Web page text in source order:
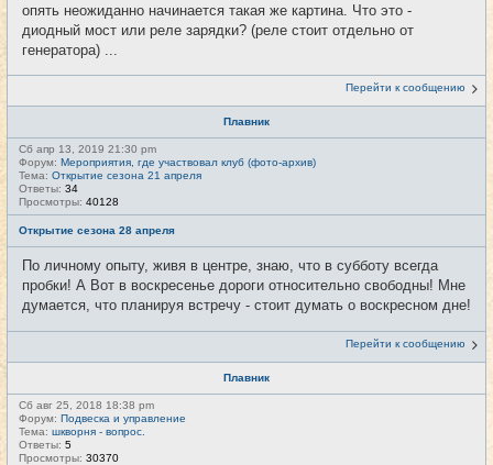
опять неожиданно начинается такая же картина. Что это -
диодный мост или реле зарядки? (реле стоит отдельно от
генератора) ...
Перейти к сообщению
Плавник
Сб апр 13, 2019 21:30 pm
Форум: Мероприятия, где участвовал клуб (фото-архив)
Тема: Открытие сезона 21 апреля
Ответы: 34
Просмотры: 40128
Открытие сезона 28 апреля
По личному опыту, живя в центре, знаю, что в субботу всегда
пробки! А Вот в воскресенье дороги относительно свободны! Мне
думается, что планируя встречу - стоит думать о воскресном дне!
Перейти к сообщению
Плавник
Сб авг 25, 2018 18:38 pm
Форум: Подвеска и управление
Тема: шкворня - вопрос.
Ответы: 5
Просмотры: 30370